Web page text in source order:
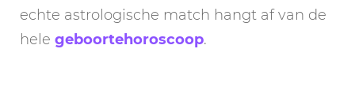
echte astrologische match hangt af van de
hele geboortehoroscoop.